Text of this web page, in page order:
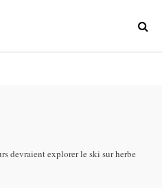
devraient explorer le ski sur herbe